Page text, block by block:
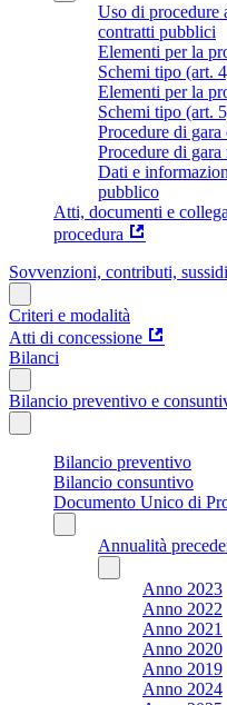
Uso di procedure
contratti pubblici
Elementi per la
Schemi tipo (art.
Elementi per la
Schemi tipo (art.
Procedure di
Procedure di
Dati e
pubblico
Atti, documenti e
procedura
Sovvenzioni, contributi,
Criteri e modalità
Atti di concessione
Bilanci
Bilancio preventivo e
Bilancio preventivo
Bilancio consuntivo
Documento Unico di
Annualità
Anno 2023
Anno 2022
Anno 2021
Anno 2020
Anno 2019
Anno 2024